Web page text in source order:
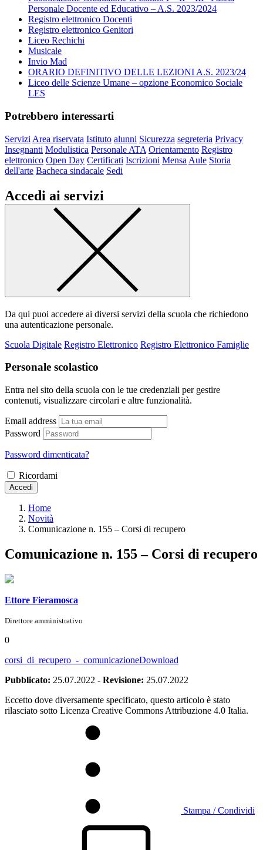
Personale Docente ed Educativo – A.S. 2023/2024
Registro elettronico Docenti
Registro elettronico Genitori
Liceo Rechichi
Musicale
Invio Mad
ORARIO DEFINITIVO DELLE LEZIONI A.S. 2023/24
Liceo delle Scienze Umane – opzione Economico Sociale
LES
Potrebbero interessarti
Servizi Area riservata Istituto alunni Sicurezza segreteria Privacy
Insegnanti Modulistica Personale ATA Orientamento Registro
elettronico Open Day Certificati Iscrizioni Mensa Aule Storia
dell'arte Bacheca sindacale Sedi
Accedi ai servizi
Da qui puoi accedere ai diversi servizi della scuola che richiedono
una autenticazione personale.
Scuola Digitale Registro Elettronico Registro Elettronico Famiglie
Personale scolastico
Entra nel sito della scuola con le tue credenziali per gestire
contenuti, visualizzare circolari e altre funzionalità.
Email address
Password
Password dimenticata?
Ricordami
Accedi
Home
Novità
Comunicazione n. 155 – Corsi di recupero
Comunicazione n. 155 – Corsi di recupero
Ettore Fieramosca
Direttore amministrativo
0
corsi_di_recupero_-_comunicazioneDownload
Pubblicato: 25.07.2022 - Revisione: 25.07.2022
Eccetto dove diversamente specificato, questo articolo è stato
rilasciato sotto Licenza Creative Commons Attribuzione 4.0 Italia.
Stampa / Condividi